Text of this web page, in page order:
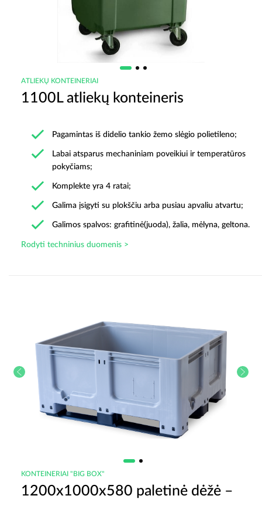
ATLIEKŲ KONTEINERIAI
1100L atliekų konteineris
Pagamintas iš didelio tankio žemo slėgio polietileno;
Labai atsparus mechaniniam poveikiui ir temperatūros
pokyčiams;
Komplekte yra 4 ratai;
Galima įsigyti su plokščiu arba pusiau apvaliu atvartu;
Galimos spalvos: grafitinė(juoda), žalia, mėlyna, geltona.
Rodyti techninius duomenis >
KONTEINERIAI "BIG BOX"
1200x1000x580 paletinė dėžė –